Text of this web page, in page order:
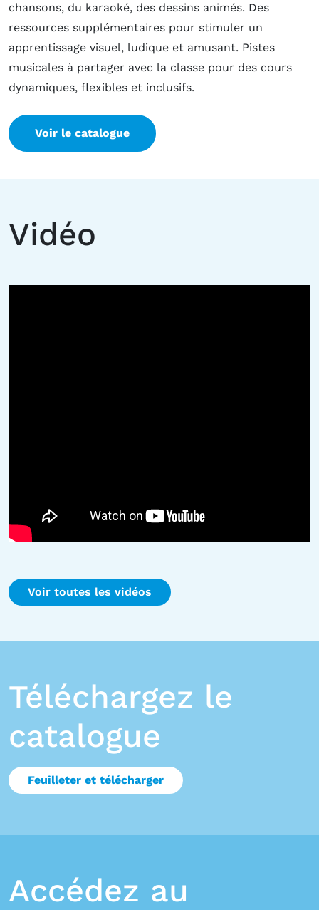
chansons, du karaoké, des dessins animés. Des
ressources supplémentaires pour stimuler un
apprentissage visuel, ludique et amusant. Pistes
musicales à partager avec la classe pour des cours
dynamiques, flexibles et inclusifs.
Voir le catalogue
Vidéo
Voir toutes les vidéos
Téléchargez le
catalogue
Feuilleter et télécharger
Accédez au